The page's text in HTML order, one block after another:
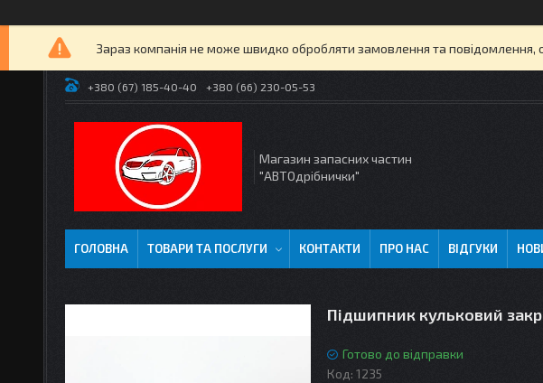
Зараз компанія не може швидко обробляти замовлення та повідомлення,
+380 (67) 185-40-40 +380 (66) 230-05-53
Магазин запасних частин
"АВТОдрібнички"
ГОЛОВНА ТОВАРИ ТА ПОСЛУГИ КОНТАКТИ ПРО НАС ВІДГУКИ
Підшипник кульковий
Готово до відправки
Код: 1235